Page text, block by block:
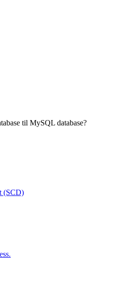
til MySQL database?
(SCD)